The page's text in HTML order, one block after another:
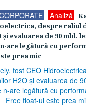
Analiză
despre raliul
evaluarea de 90 mld.
are legătură cu
prea mic